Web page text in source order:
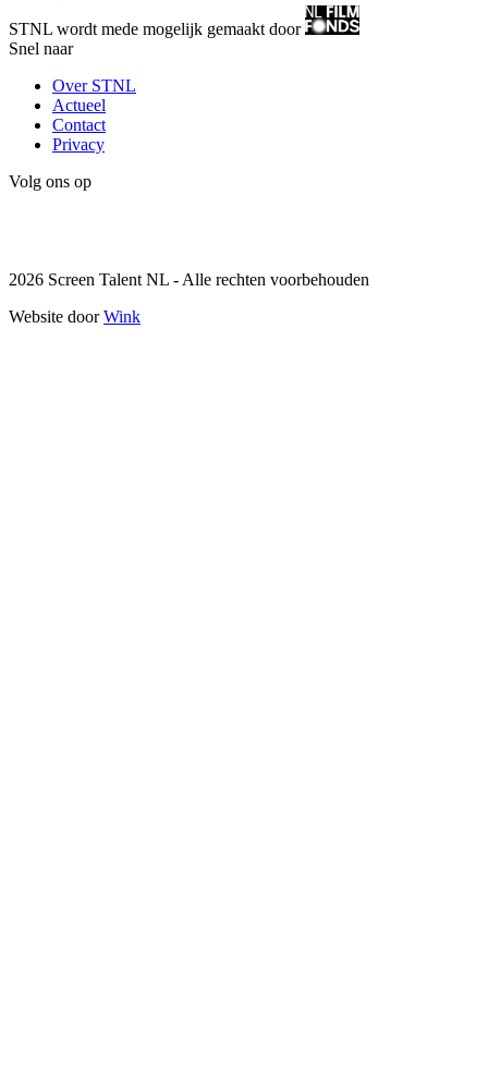
STNL wordt mede mogelijk gemaakt door
Snel naar
Over STNL
Actueel
Contact
Privacy
Volg ons op
2026 Screen Talent NL - Alle rechten voorbehouden
Website doorWink